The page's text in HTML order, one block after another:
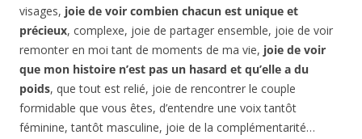
visages, joie de voir combien chacun est unique et
précieux, complexe, joie de partager ensemble, joie de voir
remonter en moi tant de moments de ma vie, joie de voir
que mon histoire n’est pas un hasard et qu’elle a du
poids, que tout est relié, joie de rencontrer le couple
formidable que vous êtes, d’entendre une voix tantôt
féminine, tantôt masculine, joie de la complémentarité…